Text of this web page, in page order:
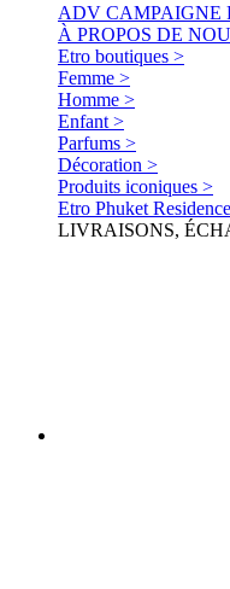
ADV CAMPAIGNE
À PROPOS DE
Etro boutiques >
Femme >
Homme >
Enfant >
Parfums >
Décoration >
Produits iconiques >
Etro Phuket
LIVRAISONS,